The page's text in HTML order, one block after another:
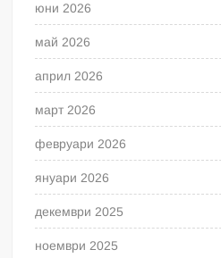
юни 2026
май 2026
април 2026
март 2026
февруари 2026
януари 2026
декември 2025
ноември 2025